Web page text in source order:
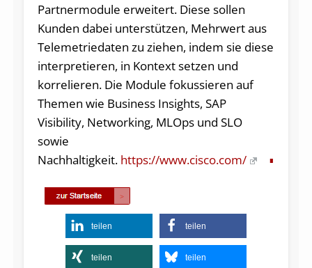
Partnermodule erweitert. Diese sollen
Kunden dabei unterstützen, Mehrwert aus
Telemetriedaten zu ziehen, indem sie diese
interpretieren, in Kontext setzen und
korrelieren. Die Module fokussieren auf
Themen wie Business Insights, SAP
Visibility, Networking, MLOps und SLO
sowie
Nachhaltigkeit. https://www.cisco.com/
teilen teilen
teilen teilen